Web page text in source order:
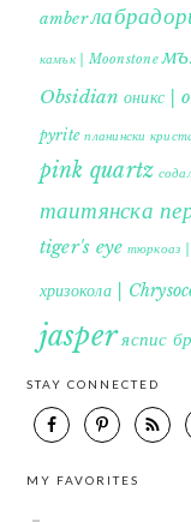
amber
камък | Moonstone
Obsidian оникс |
pyrite планински
pink quartz
таитянска
tiger's eye тюркоаз
хризокола |
jasperяспис
STAY CONNECTED
MY FAVORITES